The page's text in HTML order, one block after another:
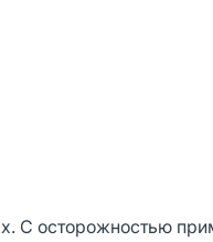
С осторожностью